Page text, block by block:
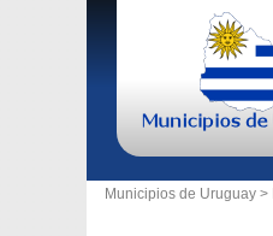
Municipios de Uruguay >